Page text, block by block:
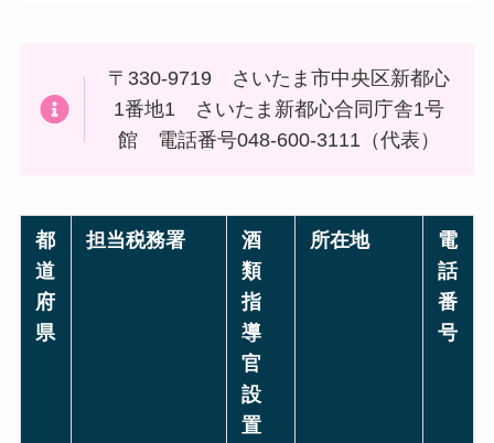
〒330-9719 さいたま市中央区新都心
1番地1 さいたま新都心合同庁舎1号
館 電話番号048-600-3111（代表）
都
道
府
県
担当税務署
酒
類
指
導
官
設
置
所在地
電
話
番
号